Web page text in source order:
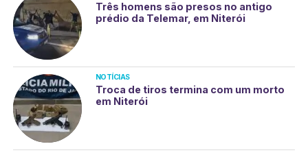
Três homens são presos no antigo
prédio da Telemar, em Niterói
NOTÍCIAS
Troca de tiros termina com um morto
em Niterói